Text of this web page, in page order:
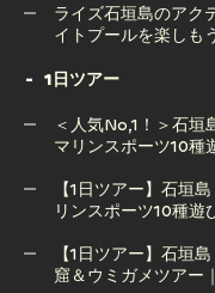
接集合でGoProレン
石垣島ボートチャー
ライズ石垣島のアク
イトプールを楽しも
イトプールを楽しも
1日ツアー
＜人気No,1！＞石垣
マリンスポーツ10種
＜人気No,1！＞石垣
【1日ツアー】石垣
リンスポーツ10種遊
【1日ツアー】石垣
【1日ツアー】石垣
窟＆ウミガメツアー